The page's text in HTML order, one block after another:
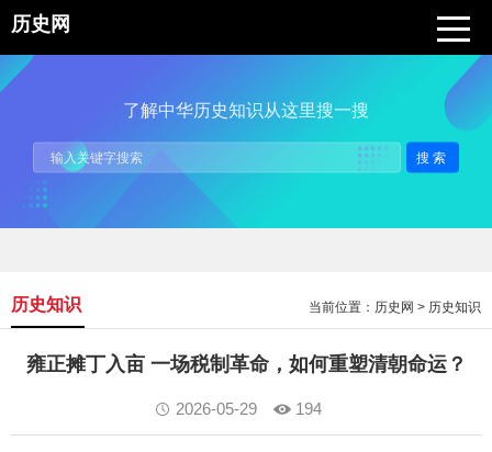
历史网
了解中华历史知识从这里搜一搜
搜索
当前位置： 历史网 > 历史知识
历史知识
雍正摊丁入亩 一场税制革命，如何重塑清朝命运？
2026-05-29 194